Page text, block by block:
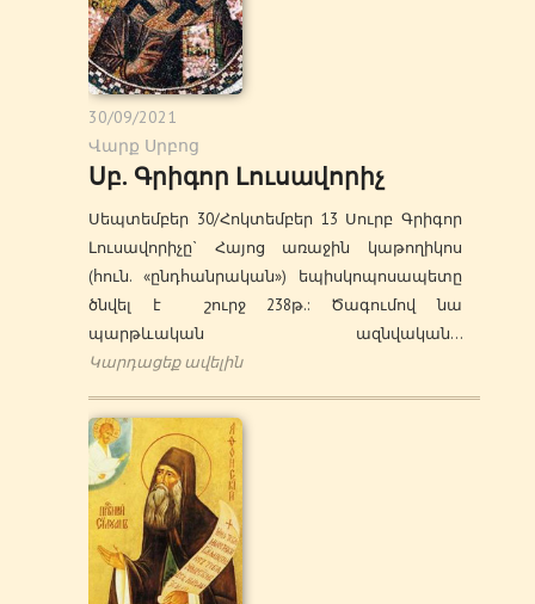
30/09/2021
Վարք Սրբոց
Սբ. Գրիգոր Լուսավորիչ
Սեպտեմբեր 30/Հոկտեմբեր 13 Սուրբ Գրիգոր
Լուսավորիչը` Հայոց առաջին կաթողիկոս
(հուն. «ընդհանրական») եպիսկոպոսապետը
ծնվել է շուրջ 238թ.: Ծագումով նա
պարթևական ազնվական…
Կարդացեք ավելին